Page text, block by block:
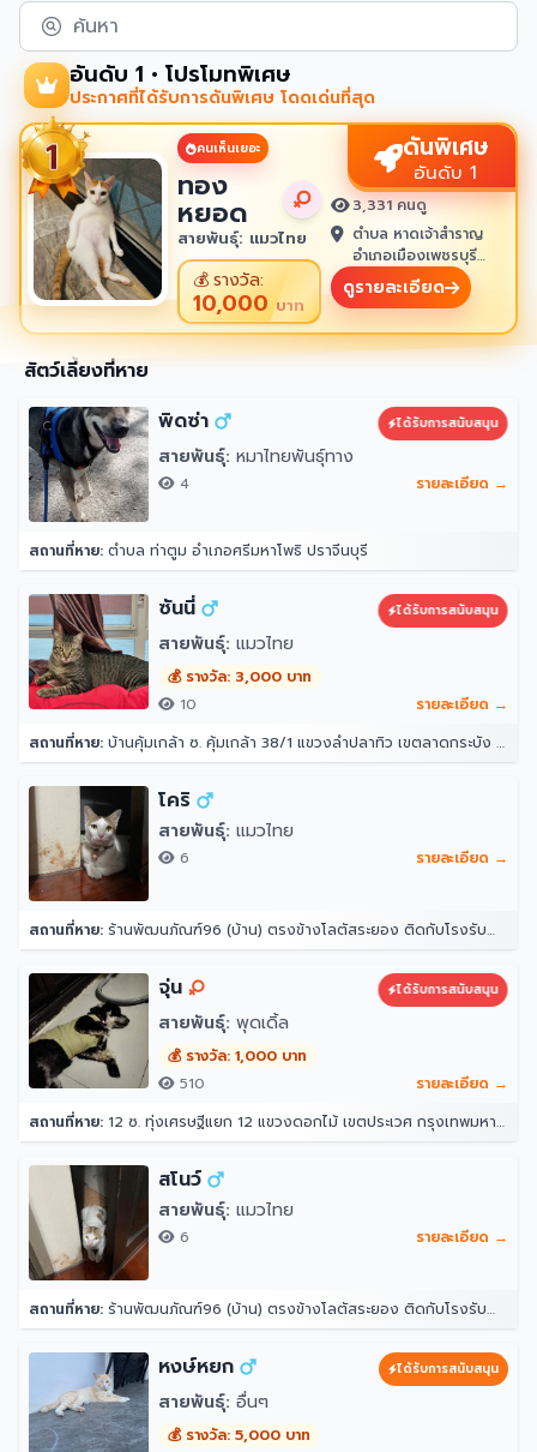
ค้นหา
อันดับ 1 • โปรโมทพิเศษ
ประกาศที่ได้รับการดันพิเศษ โดดเด่นที่สุด
คนเห็นเยอะ
ทอง
หยอด
สายพันธุ์: แมวไทย
💰รางวัล:
10,000บาท
ดันพิเศษ
อันดับ 1
3,331 คนดู
ตำบล หาดเจ้าสำราญ
อำเภอเมืองเพชรบุรี
เพชรบุรี 76100
ดูรายละเอียด
สัตว์เลี้ยงที่หาย
พิดซ่า
ได้รับการสนับสนุน
สายพันธุ์: หมาไทยพันธุ์ทาง
4 รายละเอียด →
สถานที่หาย: ตำบล ท่าตูม อำเภอศรีมหาโพธิ ปราจีนบุรี
ซันนี่ ได้รับการสนับสนุน
สายพันธุ์: แมวไทย
💰 รางวัล: 3,000 บาท
10
รายละเอียด →
สถานที่หาย: บ้านคุ้มเกล้า ซ. คุ้มเกล้า 38/1 แขวงลำปลาทิว เขตลาดกระบัง กรุงเทพมหานคร 10520
โคริ
สายพันธุ์: แมวไทย
6 รายละเอียด →
สถานที่หาย: ร้านพัฒนภัณฑ์96 (บ้าน) ตรงข้างโลตัสระยอง ติดกับโรงรับจำนำธนอาทร ตำบล ท่าประดู่ อำเภอเมืองระยอง ระยอง 21000
จุ่น ได้รับการสนับสนุน
สายพันธุ์: พุดเดิ้ล
💰 รางวัล: 1,000 บาท
510
รายละเอียด →
สถานที่หาย: 12 ซ. ทุ่งเศรษฐีแยก 12 แขวงดอกไม้ เขตประเวศ กรุงเทพมหานคร 10250
สโนว์
สายพันธุ์: แมวไทย
6 รายละเอียด →
สถานที่หาย: ร้านพัฒนภัณฑ์96 (บ้าน) ตรงข้างโลตัสระยอง ติดกับโรงรับจำนำธนอาทร ตำบล ท่าประดู่ อำเภอเมืองระยอง ระยอง 21000
หงษ์หยก ได้รับการสนับสนุน
สายพันธุ์: อื่นๆ
💰 รางวัล: 5,000 บาท